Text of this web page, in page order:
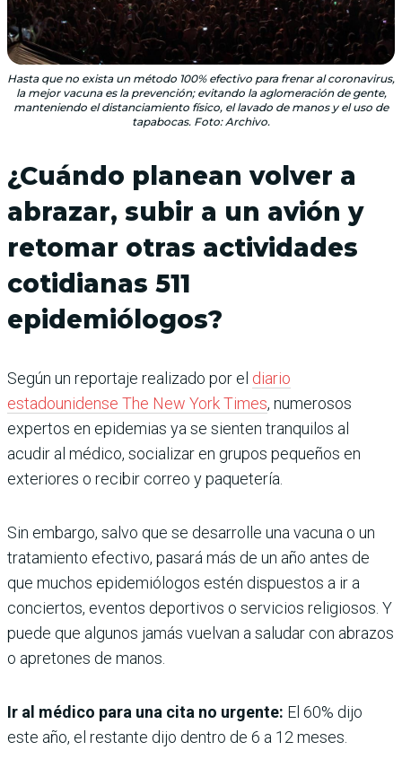
Hasta que no exista un método 100% efectivo para frenar al coronavirus,
la mejor vacuna es la prevención; evitando la aglomeración de gente,
manteniendo el distanciamiento físico, el lavado de manos y el uso de
tapabocas. Foto: Archivo.
¿Cuándo planean volver a
abrazar, subir a un avión y
retomar otras actividades
cotidianas 511
epidemiólogos?
Según un reportaje realizado por el diario
estadounidense The New York Times, numerosos
expertos en epidemias ya se sienten tranquilos al
acudir al médico, socializar en grupos pequeños en
exteriores o recibir correo y paquetería.
Sin embargo, salvo que se desarrolle una vacuna o un
tratamiento efectivo, pasará más de un año antes de
que muchos epidemiólogos estén dispuestos a ir a
conciertos, eventos deportivos o servicios religiosos. Y
puede que algunos jamás vuelvan a saludar con abrazos
o apretones de manos.
Ir al médico para una cita no urgente: El 60% dijo
este año, el restante dijo dentro de 6 a 12 meses.